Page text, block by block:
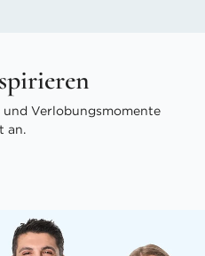
und Verlobungsmomente
an.